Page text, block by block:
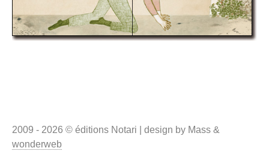
2009 - 2026 © éditions Notari | design by Mass &
wonderweb